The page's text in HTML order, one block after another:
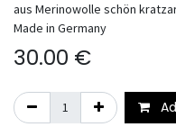
aus Merinowolle schön
Made in Germany
30.00 €